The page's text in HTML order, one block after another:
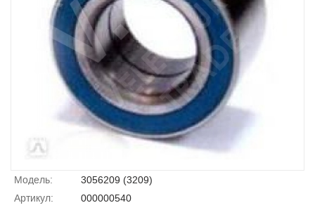
Модель:
3056209 (3209)
Артикул:
000000540